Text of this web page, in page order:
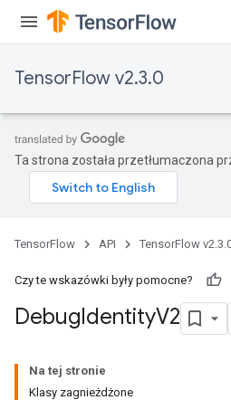
TensorFlow v2.3.0
Ta strona została przetłumaczona
TensorFlow API TensorFlow
Czy te wskazówki były pomocne?
DebugIdentityV2
Na tej stronie
Klasy zagnieżdżone